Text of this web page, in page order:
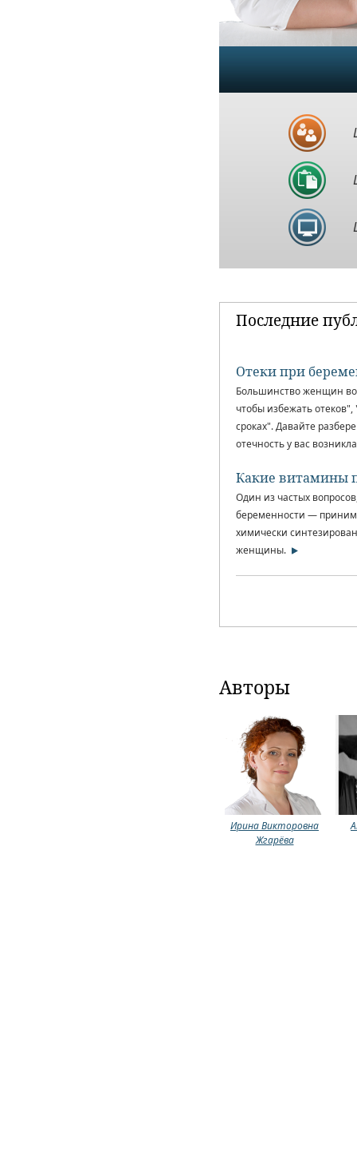
Последние
Отеки при
Большинство женщин во
чтобы избежать
сроках". Давайте
отечность у вас
Какие витамины
Один из частых
беременности —
химически
женщины.
Авторы
Ирина Викторовна
Жгарёва